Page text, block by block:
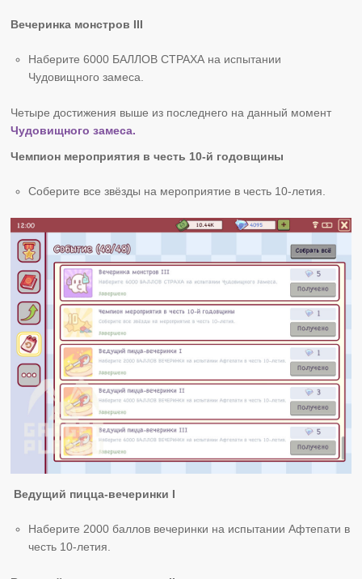
Вечеринка монстров III
Наберите 6000 БАЛЛОВ СТРАХА на испытании
Чудовищного замеса.
Четыре достижения выше из последнего на данный момент
Чудовищного замеса.
Чемпион мероприятия в честь 10-й годовщины
Соберите все звёзды на мероприятие в честь 10-летия.
Ведущий пицца-вечеринки I
Наберите 2000 баллов вечеринки на испытании Афтепати в
честь 10-летия.